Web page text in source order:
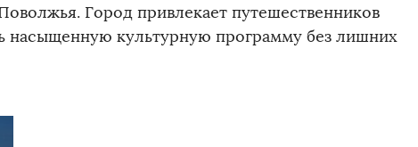
Город привлекает путешественников
насыщенную культурную программу без лишних